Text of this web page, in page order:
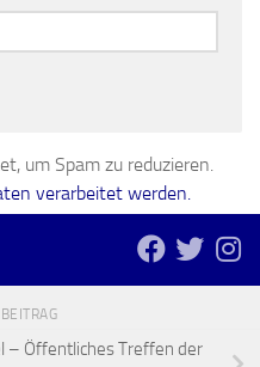
um Spam zu reduzieren.
verarbeitet werden.
– Öffentliches Treffen der